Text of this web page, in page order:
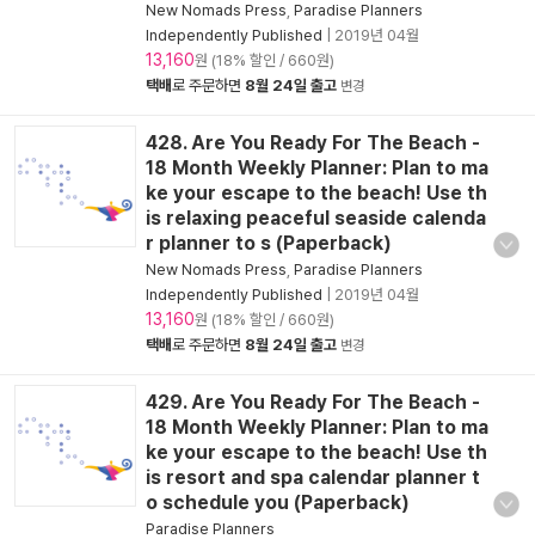
New Nomads Press Paradise Planners
Independently Published
2019년 04월
13,160원 (18% 할인 / 660원)
택배로 주문하면 8월 24일 출고 변경
428. Are You Ready For The Beach -
18 Month Weekly Planner: Plan to ma
ke your escape to the beach! Use th
is relaxing peaceful seaside calenda
r planner to s (Paperback)
New Nomads Press Paradise Planners
Independently Published
2019년 04월
13,160원 (18% 할인 / 660원)
택배로 주문하면 8월 24일 출고 변경
429. Are You Ready For The Beach -
18 Month Weekly Planner: Plan to ma
ke your escape to the beach! Use th
is resort and spa calendar planner t
o schedule you (Paperback)
Paradise Planners